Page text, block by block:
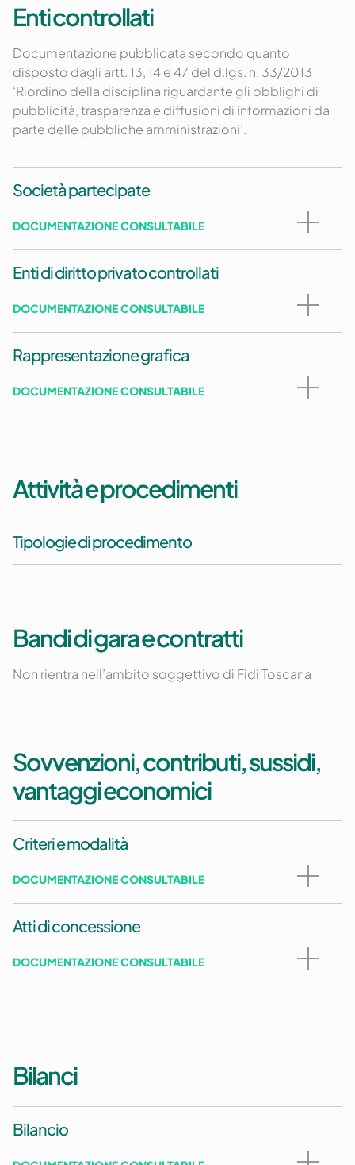
Enti controllati
Documentazione pubblicata secondo quanto
disposto dagli artt. 13, 14 e 47 del d.lgs. n. 33/2013
‘Riordino della disciplina riguardante gli obblighi di
pubblicità, trasparenza e diffusioni di informazioni da
parte delle pubbliche amministrazioni’.
Società partecipate
DOCUMENTAZIONE CONSULTABILE
Enti di diritto privato controllati
DOCUMENTAZIONE CONSULTABILE
Rappresentazione grafica
DOCUMENTAZIONE CONSULTABILE
Attività e procedimenti
Tipologie di procedimento
Bandi di gara e contratti
Non rientra nell’ambito soggettivo di Fidi Toscana
Sovvenzioni, contributi, sussidi,
vantaggi economici
Criteri e modalità
DOCUMENTAZIONE CONSULTABILE
Atti di concessione
DOCUMENTAZIONE CONSULTABILE
Bilanci
Bilancio